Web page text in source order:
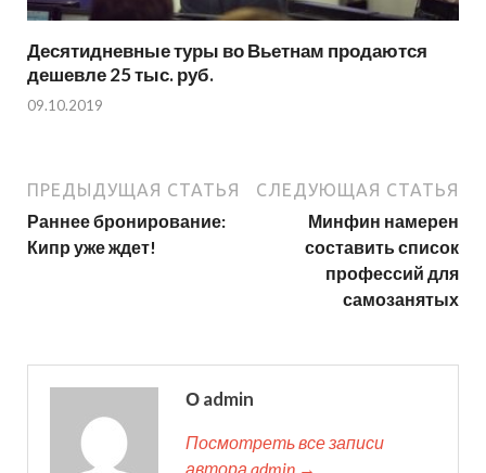
Десятидневные туры во Вьетнам продаются
дешевле 25 тыс. руб.
09.10.2019
ПРЕДЫДУЩАЯ СТАТЬЯ
Раннее бронирование:
Кипр уже ждет!
СЛЕДУЮЩАЯ СТАТЬЯ
Минфин намерен
составить список
профессий для
самозанятых
О admin
Посмотреть все записи
автора admin →